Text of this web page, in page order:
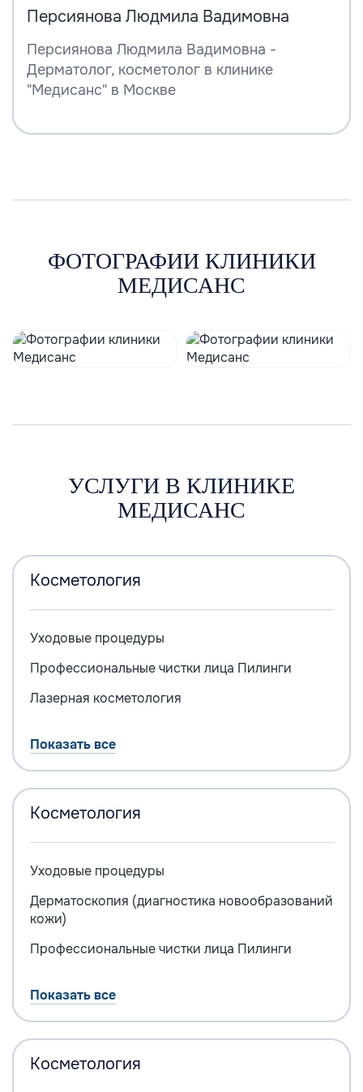
Персиянова Людмила Вадимовна
Персиянова Людмила Вадимовна -
Дерматолог, косметолог в клинике
"Медисанс" в Москве
ФОТОГРАФИИ КЛИНИКИ
МЕДИСАНС
УСЛУГИ В КЛИНИКЕ
МЕДИСАНС
Косметология
Уходовые процедуры
Профессиональные чистки лица Пилинги
Лазерная косметология
Показать все
Косметология
Уходовые процедуры
Дерматоскопия (диагностика новообразований
кожи)
Профессиональные чистки лица Пилинги
Показать все
Косметология